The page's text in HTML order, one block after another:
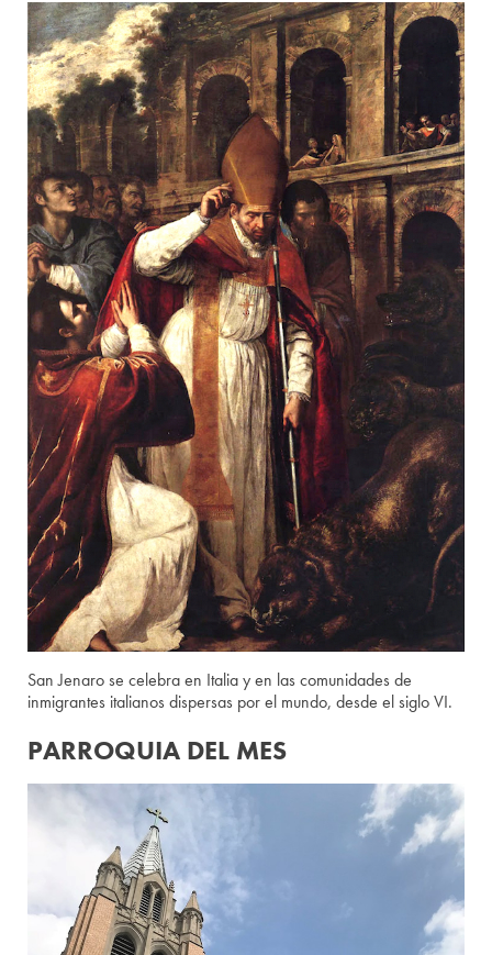
San Jenaro se celebra en Italia y en las comunidades de
inmigrantes italianos dispersas por el mundo, desde el siglo VI.
PARROQUIA DEL MES